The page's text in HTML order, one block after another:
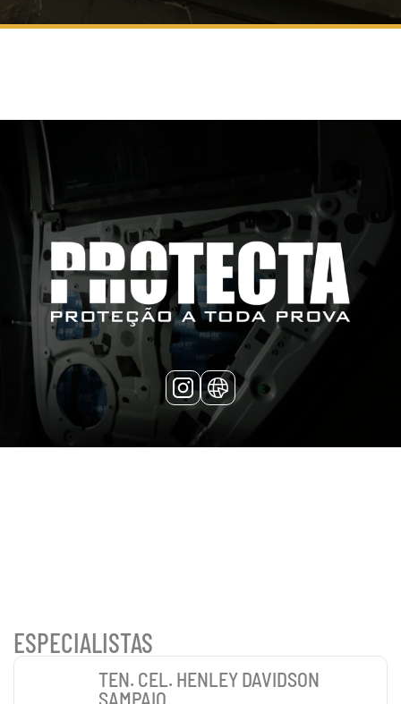
PATROCINADORES
ESPECIALISTAS
TEN. CEL. HENLEY DAVIDSON
SAMPAIO